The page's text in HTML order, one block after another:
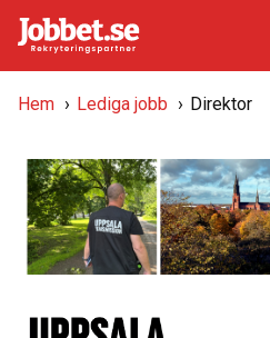
Hem › Lediga jobb › Direktor